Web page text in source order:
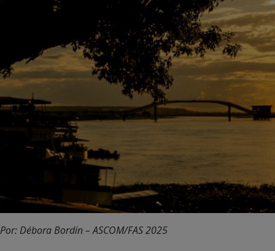
Por: Débora Bordin – ASCOM/FAS 2025